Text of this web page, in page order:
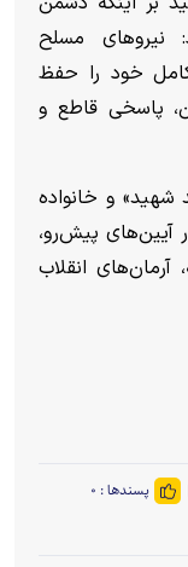
نیرو‌های مسلح
خود را حفظ
پاسخی قاطع و
شهید» و خانواده
آیین‌های پیش‌رو،
آرمان‌های انقلاب
پسندها : ۰